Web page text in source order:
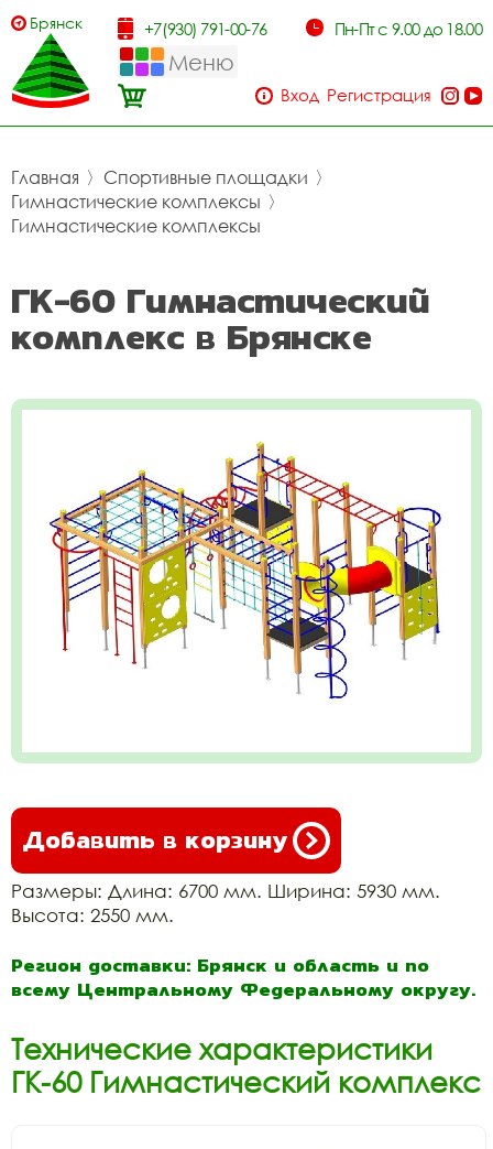
Брянск +7(930) 791-00-76 Пн-Пт с 9.00 до 18.00
Меню
Вход Регистрация
Главная 〉 Спортивные площадки 〉
Гимнастические комплексы 〉
Гимнастические комплексы
ГК-60 Гимнастический
комплекс в Брянске
Добавить в корзину
Размеры: Длина: 6700 мм. Ширина: 5930 мм.
Высота: 2550 мм.
Регион доставки: Брянск и область и по
всему Центральному Федеральному округу.
Технические характеристики
ГК-60 Гимнастический комплекс